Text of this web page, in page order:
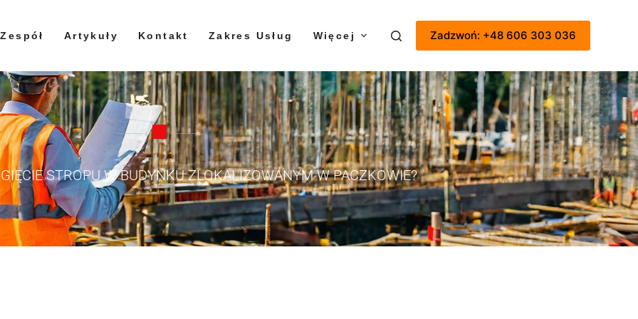
Zespół Artykuły Kontakt Zakres Usług Więcej Zadzwoń: +48 606 303 036
STROPU W BUDYNKU ZLOKALIZOWANYM W PACZKOWIE?